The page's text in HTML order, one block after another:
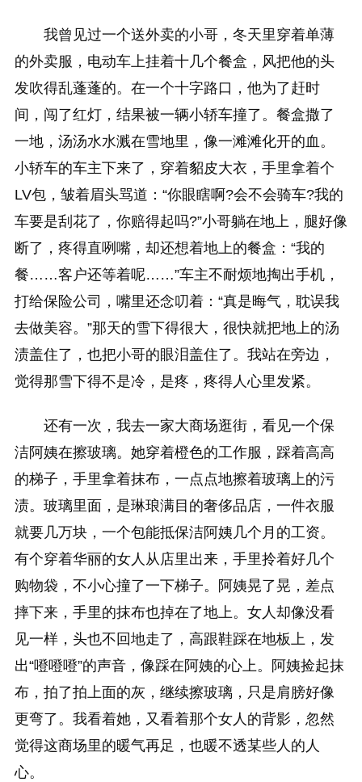
我曾见过一个送外卖的小哥，冬天里穿着单薄
的外卖服，电动车上挂着十几个餐盒，风把他的头
发吹得乱蓬蓬的。在一个十字路口，他为了赶时
间，闯了红灯，结果被一辆小轿车撞了。餐盒撒了
一地，汤汤水水溅在雪地里，像一滩滩化开的血。
小轿车的车主下来了，穿着貂皮大衣，手里拿着个
LV包，皱着眉头骂道：“你眼瞎啊?会不会骑车?我的
车要是刮花了，你赔得起吗?”小哥躺在地上，腿好像
断了，疼得直咧嘴，却还想着地上的餐盒：“我的
餐……客户还等着呢……”车主不耐烦地掏出手机，
打给保险公司，嘴里还念叨着：“真是晦气，耽误我
去做美容。”那天的雪下得很大，很快就把地上的汤
渍盖住了，也把小哥的眼泪盖住了。我站在旁边，
觉得那雪下得不是冷，是疼，疼得人心里发紧。
还有一次，我去一家大商场逛街，看见一个保
洁阿姨在擦玻璃。她穿着橙色的工作服，踩着高高
的梯子，手里拿着抹布，一点点地擦着玻璃上的污
渍。玻璃里面，是琳琅满目的奢侈品店，一件衣服
就要几万块，一个包能抵保洁阿姨几个月的工资。
有个穿着华丽的女人从店里出来，手里拎着好几个
购物袋，不小心撞了一下梯子。阿姨晃了晃，差点
摔下来，手里的抹布也掉在了地上。女人却像没看
见一样，头也不回地走了，高跟鞋踩在地板上，发
出“噔噔噔”的声音，像踩在阿姨的心上。阿姨捡起抹
布，拍了拍上面的灰，继续擦玻璃，只是肩膀好像
更弯了。我看着她，又看着那个女人的背影，忽然
觉得这商场里的暖气再足，也暖不透某些人的人
心。